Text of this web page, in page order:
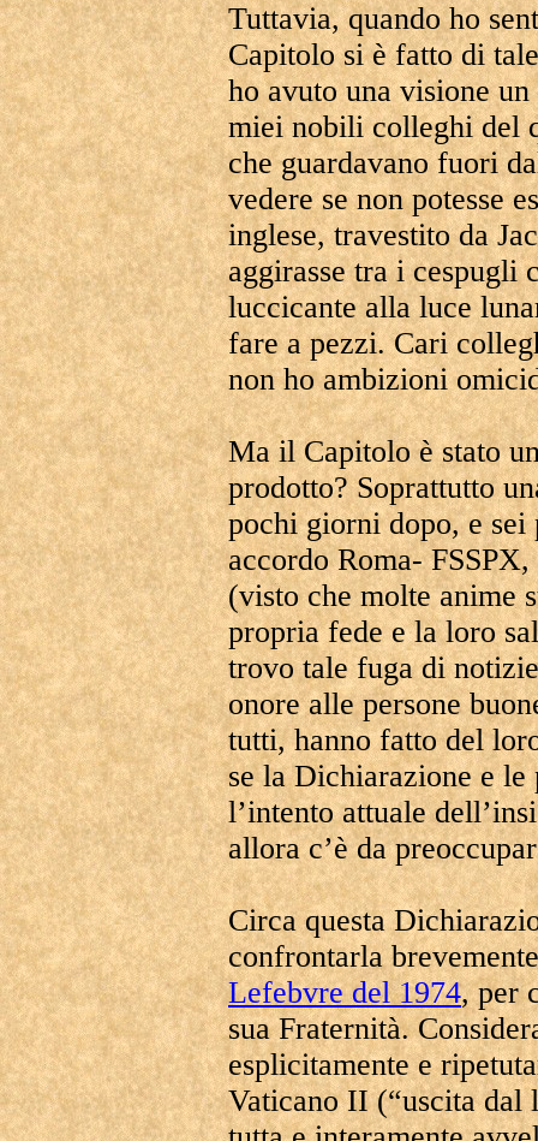
Tuttavia, quando ho
Capitolo si è fatto di
ho avuto una visione
miei nobili colleghi del
che guardavano fuori
vedere se non potesse
inglese, travestito da
aggirasse tra i cespugli
luccicante alla luce
fare a pezzi. Cari
non ho ambizioni
Ma il Capitolo è stato
prodotto? Soprattutto
pochi giorni dopo, e
accordo Roma- FSSPX,
(visto che molte anime
propria fede e la loro
trovo tale fuga di
onore alle persone
tutti, hanno fatto del
se la Dichiarazione e
l’intento attuale
allora c’è da
Circa questa
confrontarla
Lefebvre del 1974, per
sua Fraternità.
esplicitamente e
Vaticano II (“uscita dal